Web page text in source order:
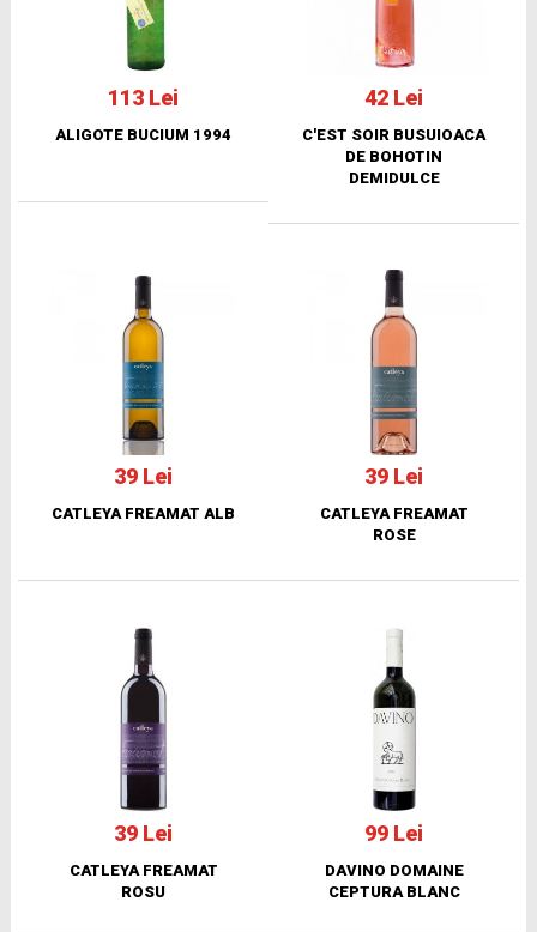
113 Lei
ALIGOTE BUCIUM 1994
42 Lei
C'EST SOIR BUSUIOACA
DE BOHOTIN
DEMIDULCE
39 Lei
CATLEYA FREAMAT ALB
39 Lei
CATLEYA FREAMAT
ROSE
39 Lei
CATLEYA FREAMAT
ROSU
99 Lei
DAVINO DOMAINE
CEPTURA BLANC